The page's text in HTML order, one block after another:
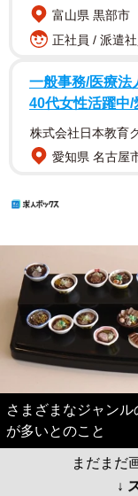
富山県 黒部市
正社員 / 派遣
一般事務/医療法
40代女性活躍中
株式会社日本教育
愛知県 名古屋
さまざまなジャン
が多いとのこと
まだまだ
↓